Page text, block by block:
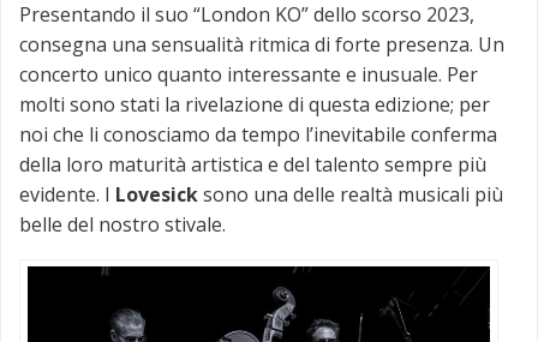
Presentando il suo “London KO” dello scorso 2023,
consegna una sensualità ritmica di forte presenza. Un
concerto unico quanto interessante e inusuale. Per
molti sono stati la rivelazione di questa edizione; per
noi che li conosciamo da tempo l’inevitabile conferma
della loro maturità artistica e del talento sempre più
evidente. I Lovesicksono una delle realtà musicali più
belle del nostro stivale.